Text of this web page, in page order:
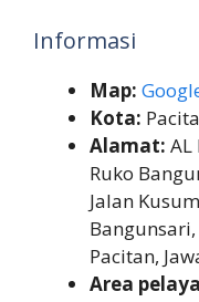
Informasi
Map:
Kota:
Alamat: AL
Ruko
Jalan
Pacitan,
Area